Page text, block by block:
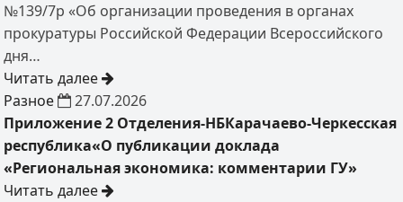
№139/7р «Об организации проведения в органах
прокуратуры Российской Федерации Всероссийского
дня…
Читать далее
Разное
27.07.2026
Приложение 2 Отделения-НБКарачаево-Черкесская
республика«О публикации доклада
«Региональная экономика: комментарии ГУ»
Читать далее